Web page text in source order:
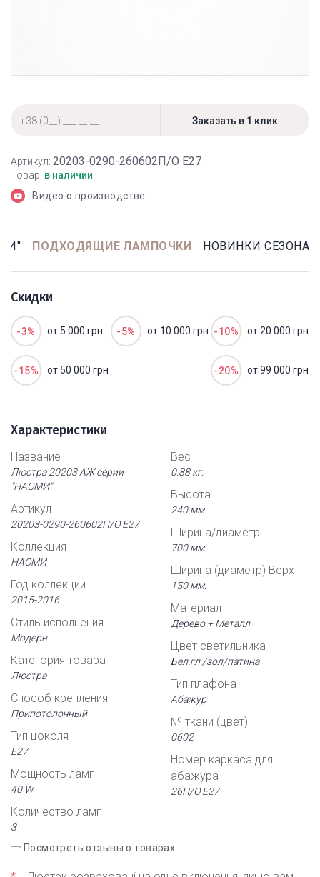
Артикул: 20203-0290-260602П/О Е27
Товар: в наличии
Видео о производстве
ПОДХОДЯЩИЕ ЛАМПОЧКИ НОВИНКИ СЕЗОНА
Скидки
-3% от 5 000 грн -5% от 10 000 грн -10% от 20 000 грн
-15% от 50 000 грн -20% от 99 000 грн
Характеристики
Название
Люстра 20203 АЖ серии
"НАОМИ"
Артикул
20203-0290-260602П/О Е27
Коллекция
НАОМИ
Год коллекции
2015-2016
Стиль исполнения
Модерн
Категория товара
Люстра
Способ крепления
Припотолочный
Тип цоколя
Е27
Мощность ламп
40 W
Количество ламп
3
Вес
0.88 кг.
Высота
240 мм.
Ширина/диаметр
700 мм.
Ширина (диаметр) Верх
150 мм.
Материал
Дерево + Металл
Цвет светильника
Бел.гл./зол/патина
Тип плафона
Абажур
№ ткани (цвет)
0602
Номер каркаса для
абажура
26П/О Е27
Посмотреть отзывы о товарах